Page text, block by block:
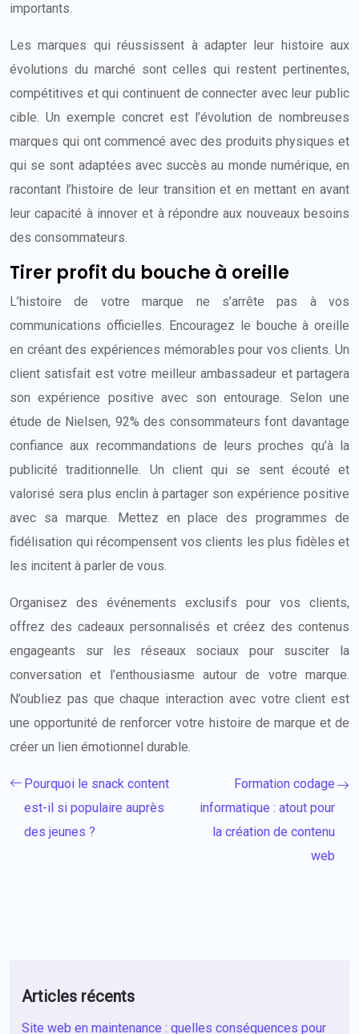
importants.
Les marques qui réussissent à adapter leur histoire aux
évolutions du marché sont celles qui restent pertinentes,
compétitives et qui continuent de connecter avec leur public
cible. Un exemple concret est l’évolution de nombreuses
marques qui ont commencé avec des produits physiques et
qui se sont adaptées avec succès au monde numérique, en
racontant l’histoire de leur transition et en mettant en avant
leur capacité à innover et à répondre aux nouveaux besoins
des consommateurs.
Tirer profit du bouche à oreille
L’histoire de votre marque ne s’arrête pas à vos
communications officielles. Encouragez le bouche à oreille
en créant des expériences mémorables pour vos clients. Un
client satisfait est votre meilleur ambassadeur et partagera
son expérience positive avec son entourage. Selon une
étude de Nielsen, 92% des consommateurs font davantage
confiance aux recommandations de leurs proches qu’à la
publicité traditionnelle. Un client qui se sent écouté et
valorisé sera plus enclin à partager son expérience positive
avec sa marque. Mettez en place des programmes de
fidélisation qui récompensent vos clients les plus fidèles et
les incitent à parler de vous.
Organisez des événements exclusifs pour vos clients,
offrez des cadeaux personnalisés et créez des contenus
engageants sur les réseaux sociaux pour susciter la
conversation et l’enthousiasme autour de votre marque.
N’oubliez pas que chaque interaction avec votre client est
une opportunité de renforcer votre histoire de marque et de
créer un lien émotionnel durable.
Pourquoi le snack content
est-il si populaire auprès
des jeunes ?
Formation codage
informatique : atout pour
la création de contenu
web
Articles récents
Site web en maintenance : quelles conséquences pour